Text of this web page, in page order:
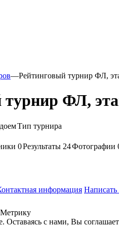
—Рейтинговый турнир ФЛ,
ФЛ,
Тип турнира
0Результаты 24Фотографии
информация
Оставаясь с нами, Вы